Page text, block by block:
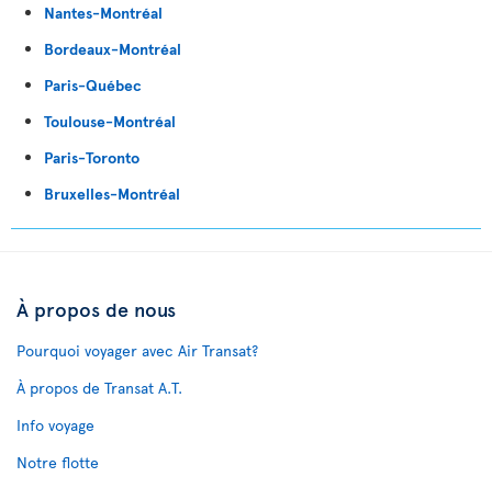
Nantes-Montréal
Bordeaux-Montréal
Paris-Québec
Toulouse-Montréal
Paris-Toronto
Bruxelles-Montréal
À propos de nous
Pourquoi voyager avec Air Transat?
À propos de Transat A.T.
Info voyage
Notre flotte